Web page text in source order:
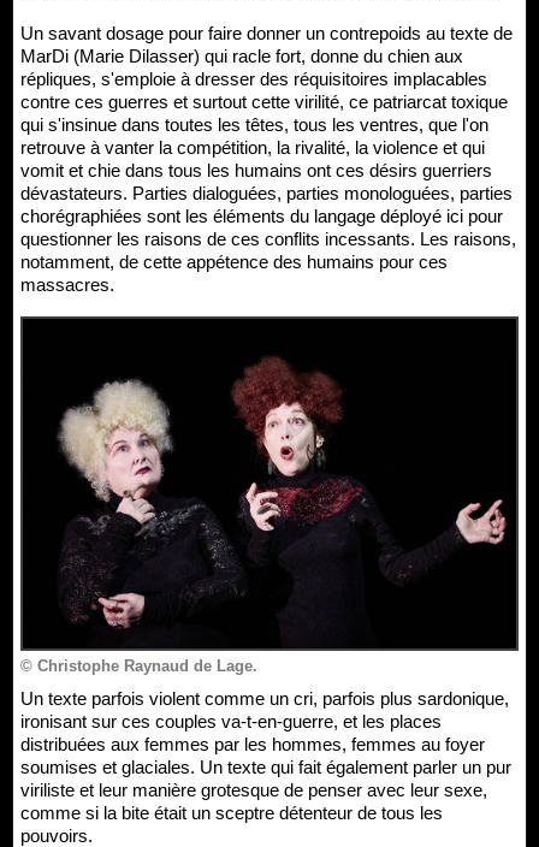
Un savant dosage pour faire donner un contrepoids au texte de
MarDi (Marie Dilasser) qui racle fort, donne du chien aux
répliques, s'emploie à dresser des réquisitoires implacables
contre ces guerres et surtout cette virilité, ce patriarcat toxique
qui s'insinue dans toutes les têtes, tous les ventres, que l'on
retrouve à vanter la compétition, la rivalité, la violence et qui
vomit et chie dans tous les humains ont ces désirs guerriers
dévastateurs. Parties dialoguées, parties monologuées, parties
chorégraphiées sont les éléments du langage déployé ici pour
questionner les raisons de ces conflits incessants. Les raisons,
notamment, de cette appétence des humains pour ces
massacres.
© Christophe Raynaud de Lage.
Un texte parfois violent comme un cri, parfois plus sardonique,
ironisant sur ces couples va-t-en-guerre, et les places
distribuées aux femmes par les hommes, femmes au foyer
soumises et glaciales. Un texte qui fait également parler un pur
viriliste et leur manière grotesque de penser avec leur sexe,
comme si la bite était un sceptre détenteur de tous les
pouvoirs.